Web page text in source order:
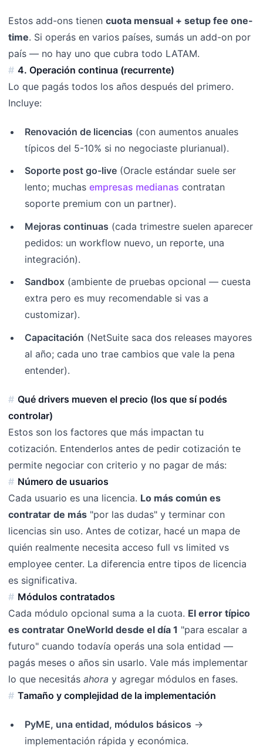
Estos add-ons tienen cuota mensual + setup fee one-
time. Si operás en varios países, sumás un add-on por
país — no hay uno que cubra todo LATAM.
4. Operación continua (recurrente)
Lo que pagás todos los años después del primero.
Incluye:
Renovación de licencias (con aumentos anuales
típicos del 5-10% si no negociaste plurianual).
Soporte post go-live (Oracle estándar suele ser
lento; muchas empresas medianas contratan
soporte premium con un partner).
Mejoras continuas (cada trimestre suelen aparecer
pedidos: un workflow nuevo, un reporte, una
integración).
Sandbox (ambiente de pruebas opcional — cuesta
extra pero es muy recomendable si vas a
customizar).
Capacitación (NetSuite saca dos releases mayores
al año; cada uno trae cambios que vale la pena
entender).
Qué drivers mueven el precio (los que sí podés
controlar)
Estos son los factores que más impactan tu
cotización. Entenderlos antes de pedir cotización te
permite negociar con criterio y no pagar de más:
Número de usuarios
Cada usuario es una licencia. Lo más común es
contratar de más "por las dudas" y terminar con
licencias sin uso. Antes de cotizar, hacé un mapa de
quién realmente necesita acceso full vs limited vs
employee center. La diferencia entre tipos de licencia
es significativa.
Módulos contratados
Cada módulo opcional suma a la cuota. El error típico
es contratar OneWorld desde el día 1 "para escalar a
futuro" cuando todavía operás una sola entidad —
pagás meses o años sin usarlo. Vale más implementar
lo que necesitás ahora y agregar módulos en fases.
Tamaño y complejidad de la implementación
PyME, una entidad, módulos básicos →
implementación rápida y económica.